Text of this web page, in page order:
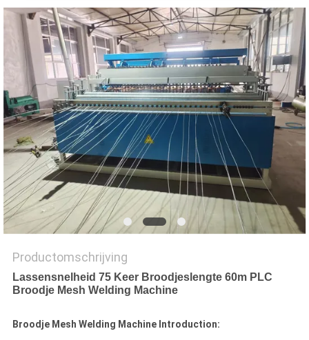
PRIVACY
POLICY
Productomschrijving
Lassensnelheid 75 Keer Broodjeslengte 60m PLC
Broodje Mesh Welding Machine
Broodje Mesh Welding Machine Introduction: